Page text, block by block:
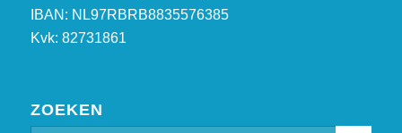
IBAN: NL97RBRB8835576385
Kvk: 82731861
ZOEKEN